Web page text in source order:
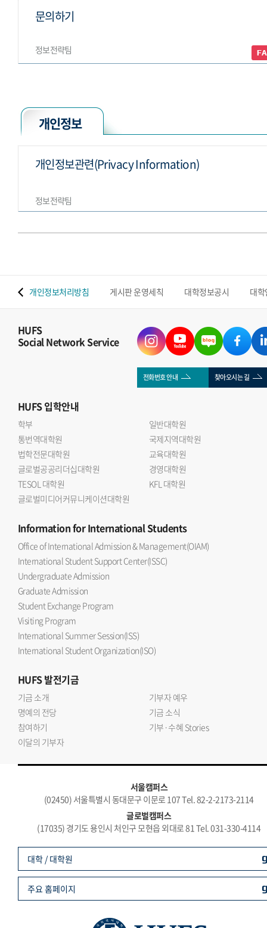
정보전략팀
문의하기
개인정보
정보전략팀
개인정보관련(Privacy Information)
개인정보처리방침 게시판 운영세칙 대학정보공시 대
HUFS
Social Network Service
전화번호 안내 찾아오시는 길
HUFS입학안내
학부
일반대학원
통번역대학원
국제지역대학원
법학전문대학원
교육대학원
글로벌공공리더십대학원
경영대학원
TESOL 대학원
KFL 대학원
글로벌미디어커뮤니케이션대학원
Informationfor International Students
Office of International Admission & Management(OIAM)
International Student Support Center(ISSC)
Undergraduate Admission
Graduate Admission
Student Exchange Program
Visiting Program
International Summer Session(ISS)
International Student Organization(ISO)
HUFS발전기금
기금 소개
기부자 예우
명예의 전당
기금 소식
참여하기
기부·수혜 Stories
이달의 기부자
서울캠퍼스
(02450) 서울특별시 동대문구 이문로 107 Tel. 82-2-2173-2114
글로벌캠퍼스
(17035) 경기도 용인시 처인구 모현읍 외대로 81 Tel. 031-330-4114
대학 / 대학원
주요 홈페이지